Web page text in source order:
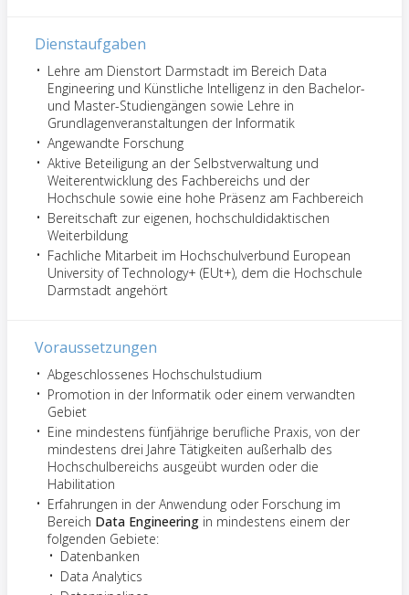
Dienstaufgaben
Lehre am Dienstort Darmstadt im Bereich Data
Engineering und Künstliche Intelligenz in den Bachelor-
und Master-Studiengängen sowie Lehre in
Grundlagenveranstaltungen der Informatik
Angewandte Forschung
Aktive Beteiligung an der Selbstverwaltung und
Weiterentwicklung des Fachbereichs und der
Hochschule sowie eine hohe Präsenz am Fachbereich
Bereitschaft zur eigenen, hochschuldidaktischen
Weiterbildung
Fachliche Mitarbeit im Hochschulverbund European
University of Technology+ (EUt+), dem die Hochschule
Darmstadt angehört
Voraussetzungen
Abgeschlossenes Hochschulstudium
Promotion in der Informatik oder einem verwandten
Gebiet
Eine mindestens fünfjährige berufliche Praxis, von der
mindestens drei Jahre Tätigkeiten außerhalb des
Hochschulbereichs ausgeübt wurden oder die
Habilitation
Erfahrungen in der Anwendung oder Forschung im
Bereich Data Engineering in mindestens einem der
folgenden Gebiete:
Datenbanken
Data Analytics